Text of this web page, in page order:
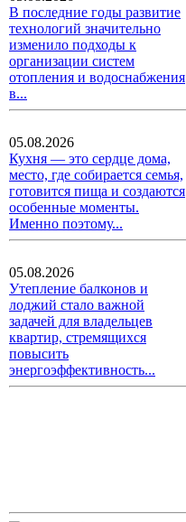
В последние годы развитие
технологий значительно
изменило подходы к
организации систем
отопления и водоснабжения
в...
05.08.2026
Кухня — это сердце дома,
место, где собирается семья,
готовится пища и создаются
особенные моменты.
Именно поэтому...
05.08.2026
Утепление балконов и
лоджий стало важной
задачей для владельцев
квартир, стремящихся
повысить
энергоэффективность...